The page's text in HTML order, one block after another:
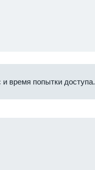
время попытки доступа.